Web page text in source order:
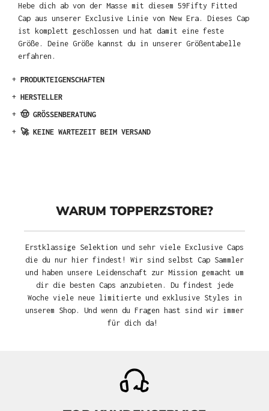
Hebe dich ab von der Masse mit diesem 59Fifty Fitted
Cap aus unserer Exclusive Linie von New Era. Dieses Cap
ist komplett geschlossen und hat damit eine feste
Größe. Deine Größe kannst du in unserer Größentabelle
erfahren.
+ PRODUKTEIGENSCHAFTEN
+ HERSTELLER
+ 🤠 GRÖSSENBERATUNG
+ 🚀 KEINE WARTEZEIT BEIM VERSAND
WARUM TOPPERZSTORE?
Erstklassige Selektion und sehr viele Exclusive Caps
die du nur hier findest! Wir sind selbst Cap Sammler
und haben unsere Leidenschaft zur Mission gemacht um
dir die besten Caps anzubieten. Du findest jede
Woche viele neue limitierte und exklusive Styles in
unserem Shop. Und wenn du Fragen hast sind wir immer
für dich da!